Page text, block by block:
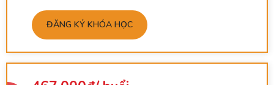
ĐĂNG KÝ KHÓA HỌC